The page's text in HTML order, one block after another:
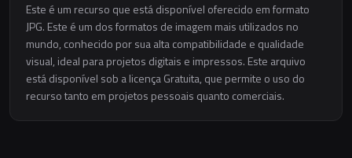
Este é um recurso que está disponível oferecido em formato
JPG. Este é um dos formatos de imagem mais utilizados no
mundo, conhecido por sua alta compatibilidade e qualidade
visual, ideal para projetos digitais e impressos. Este arquivo
está disponível sob a licença Gratuita, que permite o uso do
recurso tanto em projetos pessoais quanto comerciais.